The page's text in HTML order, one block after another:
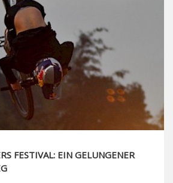
FESTIVAL: EIN GELUNGENER